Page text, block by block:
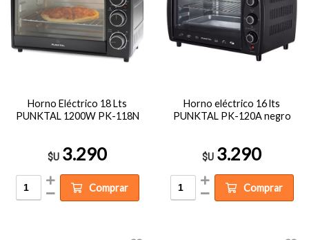
Horno Eléctrico 18 Lts
PUNKTAL 1200W PK-118N
$U 3.290
Comprar
Horno eléctrico 16 lts
PUNKTAL PK-120A negro
$U 3.290
Comprar